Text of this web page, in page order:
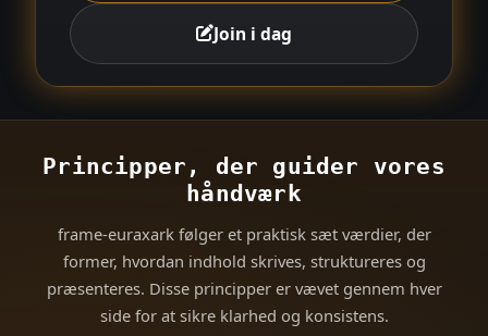
Join i dag
Principper, der guider vores
håndværk
frame-euraxark følger et praktisk sæt værdier, der
former, hvordan indhold skrives, struktureres og
præsenteres. Disse principper er vævet gennem hver
side for at sikre klarhed og konsistens.